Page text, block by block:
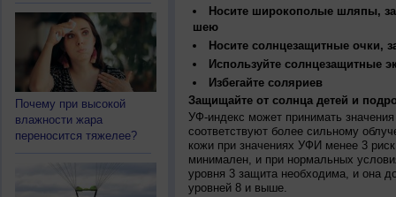
Почему при высокой
влажности жара
переносится тяжелее?
Носите широкополые шляпы,
шею
Носите солнцезащитные очки,
Используйте солнцезащитные
Избегайте соляриев
Защищайте от солнца детей и
УФ-индекс может принимать
соответствуют более сильному
кожи при значениях УФИ менее 3
минимален, и при нормальных
уровня 3 защита необходима, и она
уровней 8 и выше.